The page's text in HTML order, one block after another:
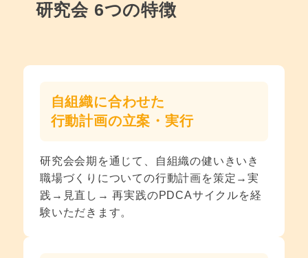
研究会 6つの特徴
自組織に合わせた
行動計画の立案・実行
研究会会期を通じて、自組織の健いきいき
職場づくりについての行動計画を策定→実
践→見直し→ 再実践のPDCAサイクルを経
験いただきます。